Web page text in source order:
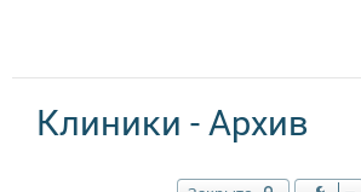
Клиники - Архив